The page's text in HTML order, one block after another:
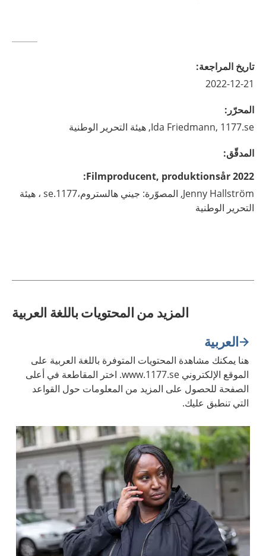
تاريخ المراجعة:
2022-12-21
المحرّر :
Ida Friedmann, 1177.se, هيئة التحرير الوطنية
المدقّق:
Filmproducent, produktionsår 2022
:
Jenny Hallström,
المصوّرة: جيني هالستروم،1177.se ، هيئة
التحرير الوطنية
المزيد من المحتويات باللغة العربية
العربية
هنا يمكنك مشاهدة المحتويات المتوفرة باللغة العربية على
الموقع الإلكتروني www.1177.se. اختر المقاطعة في أعلى
الصفحة للحصول على المزيد من المعلومات حول القواعد
التي تنطبق عليك.